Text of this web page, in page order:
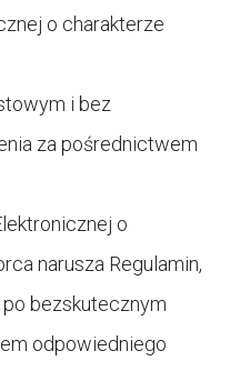
o charakterze
i bez
za pośrednictwem
o
narusza Regulamin,
bezskutecznym
odpowiedniego